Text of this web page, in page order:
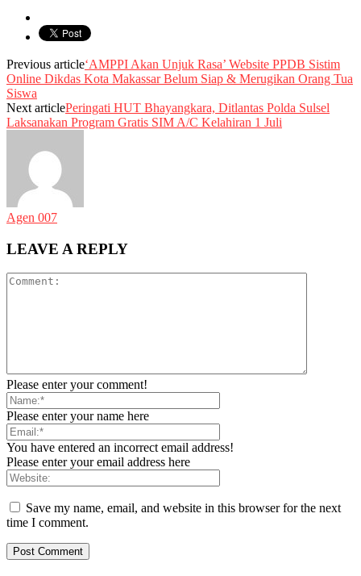
Previous article‘AMPPI Akan Unjuk Rasa’ Website PPDB Sistim
Online Dikdas Kota Makassar Belum Siap & Merugikan Orang Tua
Siswa
Next articlePeringati HUT Bhayangkara, Ditlantas Polda Sulsel
Laksanakan Program Gratis SIM A/C Kelahiran 1 Juli
Agen 007
LEAVE A REPLY
Please enter your comment!
Please enter your name here
You have entered an incorrect email address!
Please enter your email address here
Save my name, email, and website in this browser for the next
time I comment.